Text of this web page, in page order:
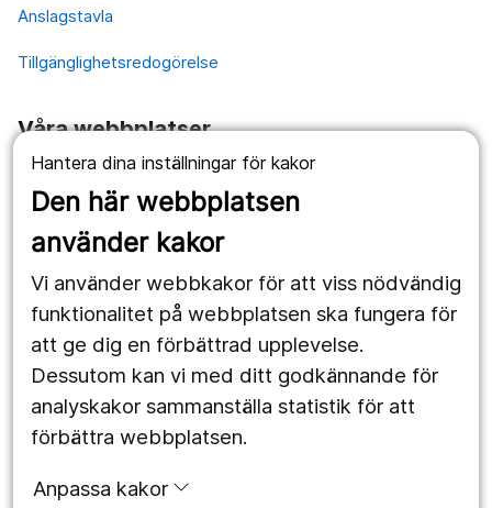
Hantera dina inställningar för kakor
Den här webbplatsen
använder kakor
Vi använder webbkakor för att viss nödvändig
funktionalitet på webbplatsen ska fungera för
att ge dig en förbättrad upplevelse.
Dessutom kan vi med ditt godkännande för
analyskakor sammanställa statistik för att
förbättra webbplatsen.
Anpassa kakor
Anslagstavla
Tillgänglighetsredogörelse
Våra webbplatser
1177.se
Länstrafiken
Utveckling
Följ oss
Facebook